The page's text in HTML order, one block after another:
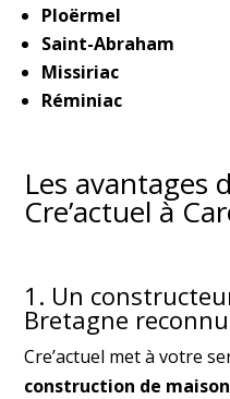
Ploërmel
Saint-Abraham
Missiriac
Réminiac
Les avantages
Cre’actuel à
1. Un
Bretagne reconnu
Cre’actuel met à votre
construction de